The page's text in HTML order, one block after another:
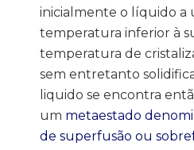
inicialmente o líquido a
temperatura inferior à
temperatura de
sem entretanto
liquido se encontra
um metaestado
de superfusão ou